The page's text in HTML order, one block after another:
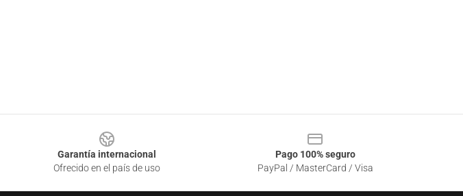
Garantía internacional
Ofrecido en el país de uso
Pago 100% seguro
PayPal / MasterCard / Visa